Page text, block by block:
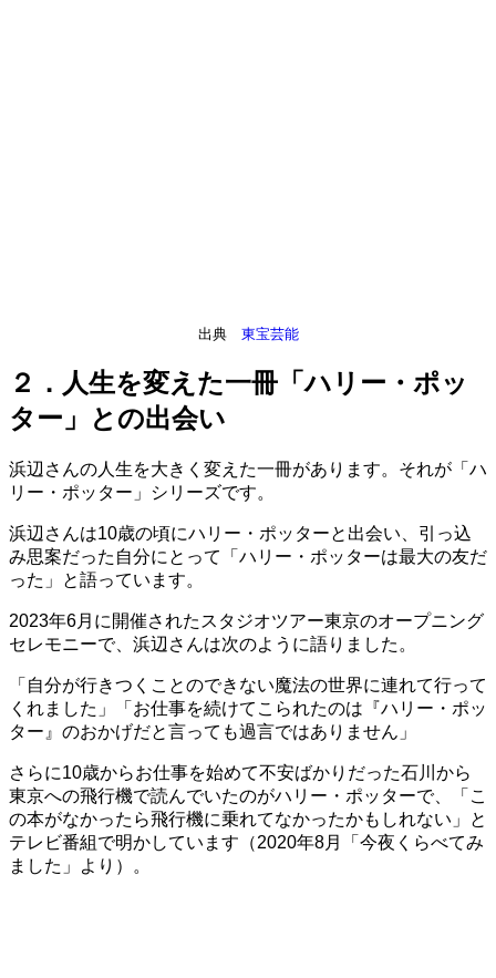
出典 東宝芸能
２．人生を変えた一冊「ハリー・ポッ
ター」との出会い
浜辺さんの人生を大きく変えた一冊があります。それが「ハ
リー・ポッター」シリーズです。
浜辺さんは10歳の頃にハリー・ポッターと出会い、引っ込
み思案だった自分にとって「ハリー・ポッターは最大の友だ
った」と語っています。
2023年6月に開催されたスタジオツアー東京のオープニング
セレモニーで、浜辺さんは次のように語りました。
「自分が行きつくことのできない魔法の世界に連れて行って
くれました」「お仕事を続けてこられたのは『ハリー・ポッ
ター』のおかげだと言っても過言ではありません」
さらに10歳からお仕事を始めて不安ばかりだった石川から
東京への飛行機で読んでいたのがハリー・ポッターで、「こ
の本がなかったら飛行機に乗れてなかったかもしれない」と
テレビ番組で明かしています（2020年8月「今夜くらべてみ
ました」より）。